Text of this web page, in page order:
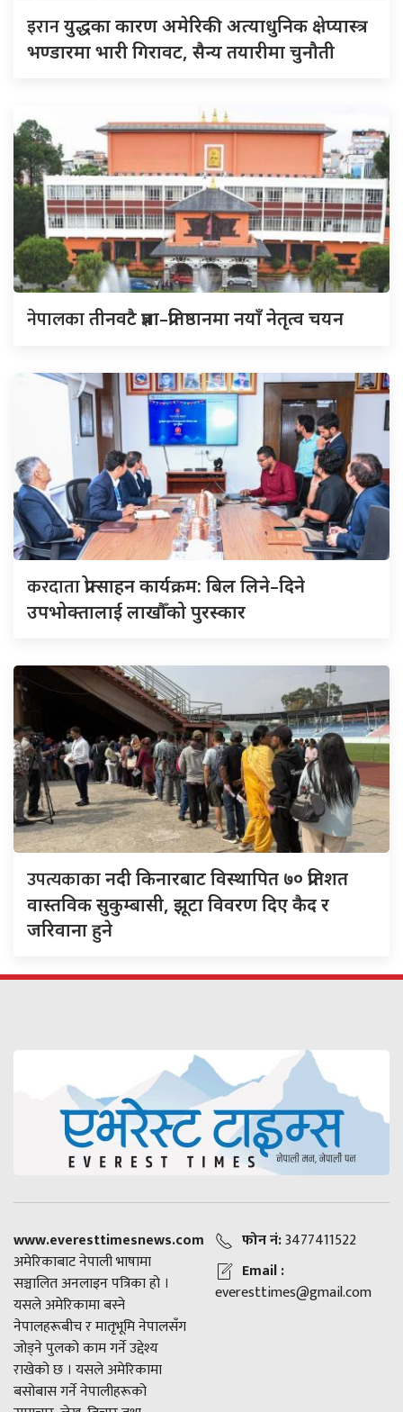
इरानयुद्धका कारण अमेरिकी अत्याधुनिक क्षेप्यास्त्र
भण्डारमा भारी गिरावट, सैन्य तयारीमा चुनौती
नेपालकातीनवटै प्रज्ञा–प्रतिष्ठानमा नयाँ नेतृत्व चयन
करदाताप्रोत्साहन कार्यक्रम: बिल लिने–दिने
उपभोक्तालाई लाखौँको पुरस्कार
उपत्यकाकानदी किनारबाट विस्थापित ७० प्रतिशत
वास्तविक सुकुम्बासी, झूटा विवरण दिए कैद र
जरिवाना हुने
www.everesttimesnews.com
अमेरिकाबाट नेपाली भाषामा
सञ्चालित अनलाइन पत्रिका हो ।
यसले अमेरिकामा बस्ने
नेपालहरूबीच र मातृभूमि नेपालसँग
जोड्ने पुलको काम गर्ने उद्देश्य
राखेको छ । यसले अमेरिकामा
बसोबास गर्ने नेपालीहरूको
फोन नं:3477411522
Email :
everesttimes@gmail.com